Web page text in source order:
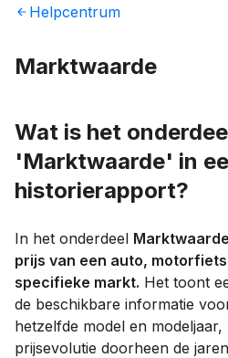
Helpcentrum
Marktwaarde
Wat is het
'Marktwaarde' in
historierapport?
In het onderdeel Marktwaarde
prijs van een auto,
specifieke markt. ​​Het toont
de beschikbare informatie
hetzelfde model en modeljaar,
prijsevolutie doorheen de